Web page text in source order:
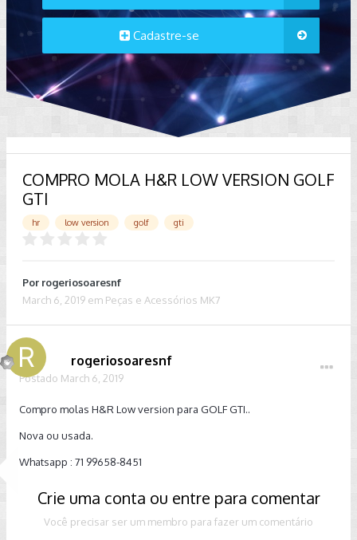
Cadastre-se
COMPRO MOLA H&R LOW VERSION GOLF
GTI
hr low version golf gti
Por rogeriosoaresnf
March 6, 2019 em Peças e Acessórios MK7
rogeriosoaresnf
Postado March 6, 2019
Compro molas H&R Low version para GOLF GTI..
Nova ou usada.
Whatsapp : 71 99658-8451
Crie uma conta ou entre para comentar
Você precisar ser um membro para fazer um comentário